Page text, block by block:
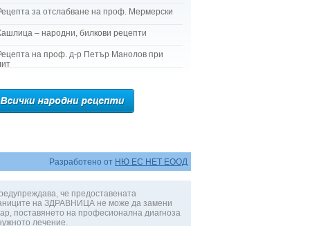
за отслабване на проф. Мермерски
– народни, билкови рецепти
на проф. д-р Петър Манолов при
Разработено от НЮ ЕС НЕТ ЕООД
че предоставената
на ЗДРАВНИЦА не може да замени
поставянето на професионална диагноза
лечение.